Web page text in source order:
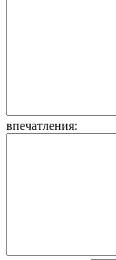
впечатления: